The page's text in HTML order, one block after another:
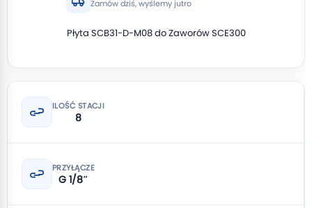
Zamów dziś, wyślemy jutro
Płyta SCB31-D-M08 do Zaworów SCE300
ILOŚĆ STACJI
8
PRZYŁĄCZE
G 1/8″